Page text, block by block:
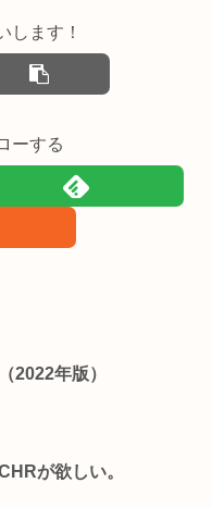
します！
ーする
2022年版）
が欲しい。